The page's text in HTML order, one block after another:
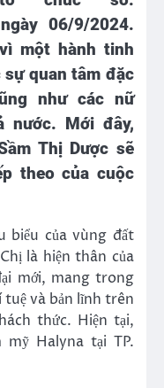
ngày 06/9/2024.
một hành tinh
quan tâm đặc
như các nữ
nước. Mới đây,
Thị Dược sẽ
theo của cuộc
biểu của vùng đất
là hiện thân của
mới, mang trong
tuệ và bản lĩnh trên
thức. Hiện tại,
mỹ Halyna tại TP.